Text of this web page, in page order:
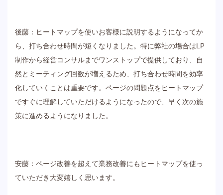
後藤：ヒートマップを使いお客様に説明するようになってか
ら、打ち合わせ時間が短くなりました。特に弊社の場合はLP
制作から経営コンサルまでワンストップで提供しており、自
然とミーティング回数が増えるため、打ち合わせ時間を効率
化していくことは重要です。ページの問題点をヒートマップ
ですぐに理解していただけるようになったので、早く次の施
策に進めるようになりました。
安藤：ページ改善を超えて業務改善にもヒートマップを使っ
ていただき大変嬉しく思います。